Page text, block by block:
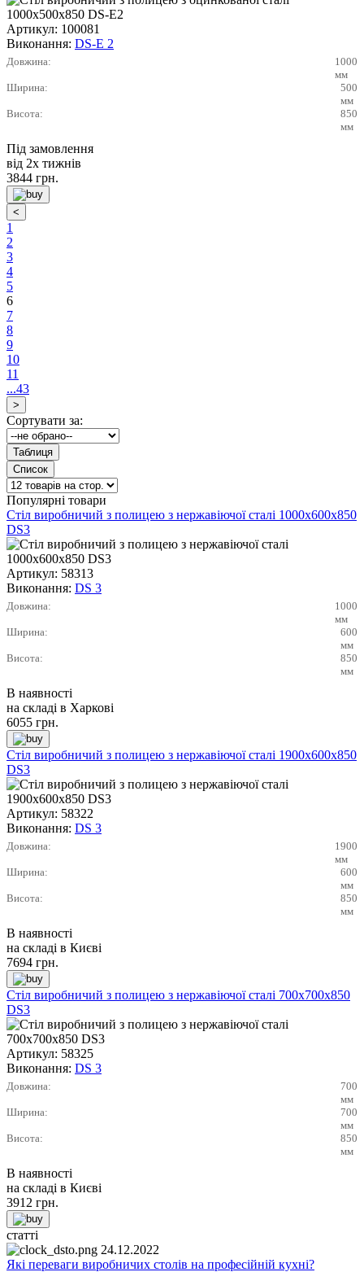
Артикул: 100081
Виконання: DS-E 2
Довжина:
1000
мм
Ширина:
500
мм
Висота:
850
мм
Під замовлення
від 2х тижнів
3844 грн.
1
2
3
4
5
6
7
8
9
10
11
...43
Сортувати за:
Популярні товари
Стіл виробничий з полицею з нержавіючої сталі 1000х600х850
DS3
Артикул: 58313
Виконання: DS 3
Довжина:
1000
мм
Ширина:
600
мм
Висота:
850
мм
В наявності
на складі в Харкові
6055 грн.
Стіл виробничий з полицею з нержавіючої сталі 1900х600х850
DS3
Артикул: 58322
Виконання: DS 3
Довжина:
1900
мм
Ширина:
600
мм
Висота:
850
мм
В наявності
на складі в Києві
7694 грн.
Стіл виробничий з полицею з нержавіючої сталі 700х700х850
DS3
Артикул: 58325
Виконання: DS 3
Довжина:
700
мм
Ширина:
700
мм
Висота:
850
мм
В наявності
на складі в Києві
3912 грн.
статті
24.12.2022
Які переваги виробничих столів на професійній кухні?